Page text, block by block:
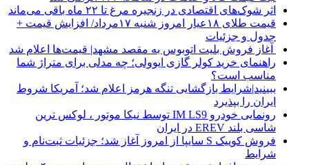
اثر شوک‌های اقتصادی در زنجیره مرغ تا ۲۲ ماه باقی می‌ماند
قیمت طلای ۱۸عیار امروز شنبه ۱۷مرداد/ افزایش قیمت +
جدول و جزئیات
آغاز فروش بلیت اتوبوس به مقصد مشهد| قیمت‌ها اعلام شد
راهنمای خرید کولر گازی ایوولی؛ چه مدلی برای متراژ شما
مناسب است؟
ببینید|شرایط بازگشایی تنگه هرمز اعلام شد؛ آمریکا شروط
ایران را بپذیرد
رونمایی خودرو IM LS9 توسط نیکا موتور ، لوکس ترین
شاسی بلند EREV در ایران
فروش کوییک S سایپا از امروز آغاز شد؛ جزئیات ثبت‌نام و
شرایط